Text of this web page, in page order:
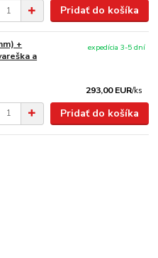
Pridať do košíka
+
a
293,00 EUR/ks
expedícia 3-5 dní
Pridať do košíka